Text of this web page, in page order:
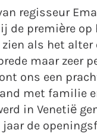
regisseur
de première
als het alter
maar zeer
ons een
met familie
in Venetië
jaar de